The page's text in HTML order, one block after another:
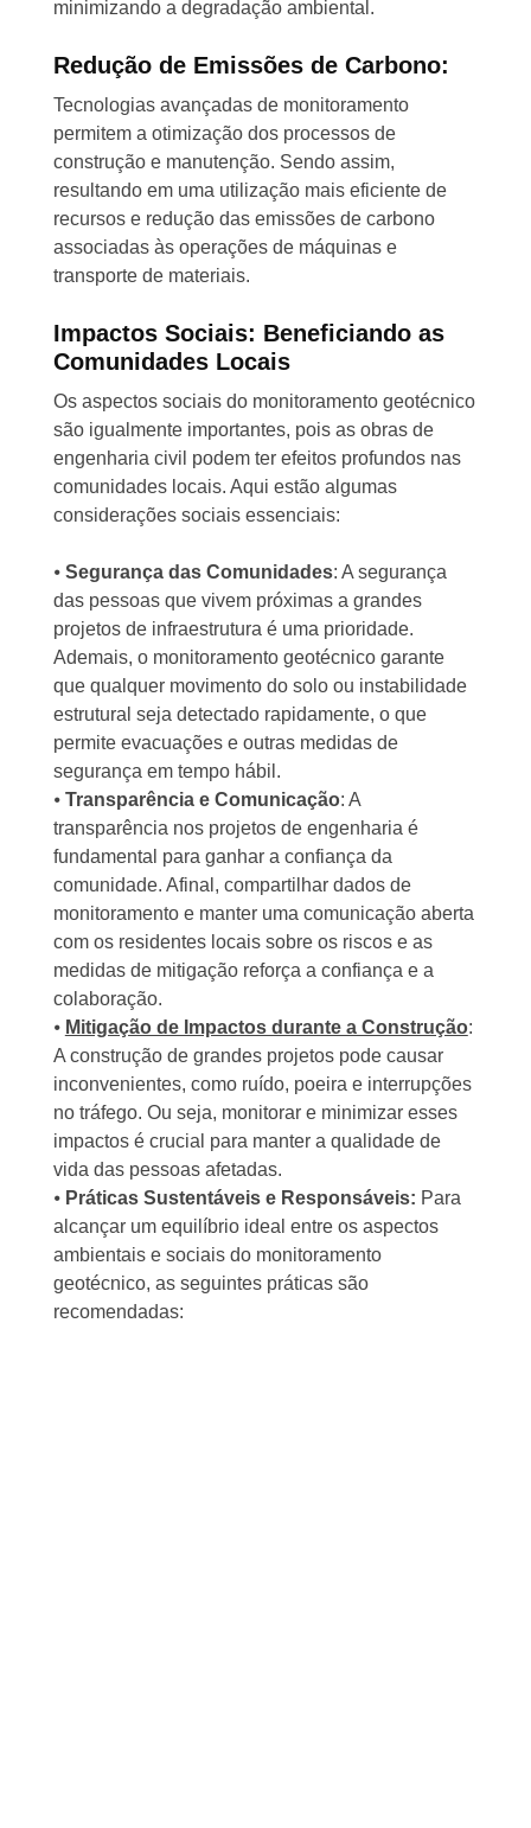
minimizando a degradação ambiental.
Redução de Emissões de Carbono:
Tecnologias avançadas de monitoramento
permitem a otimização dos processos de
construção e manutenção. Sendo assim,
resultando em uma utilização mais eficiente de
recursos e redução das emissões de carbono
associadas às operações de máquinas e
transporte de materiais.
Impactos Sociais: Beneficiando as
Comunidades Locais
Os aspectos sociais do monitoramento geotécnico
são igualmente importantes, pois as obras de
engenharia civil podem ter efeitos profundos nas
comunidades locais. Aqui estão algumas
considerações sociais essenciais:
⦁ Segurança das Comunidades: A segurança
das pessoas que vivem próximas a grandes
projetos de infraestrutura é uma prioridade.
Ademais, o monitoramento geotécnico garante
que qualquer movimento do solo ou instabilidade
estrutural seja detectado rapidamente, o que
permite evacuações e outras medidas de
segurança em tempo hábil.
⦁ Transparência e Comunicação: A
transparência nos projetos de engenharia é
fundamental para ganhar a confiança da
comunidade. Afinal, compartilhar dados de
monitoramento e manter uma comunicação aberta
com os residentes locais sobre os riscos e as
medidas de mitigação reforça a confiança e a
colaboração.
⦁ Mitigação de Impactos durante a Construção:
A construção de grandes projetos pode causar
inconvenientes, como ruído, poeira e interrupções
no tráfego. Ou seja, monitorar e minimizar esses
impactos é crucial para manter a qualidade de
vida das pessoas afetadas.
⦁ Práticas Sustentáveis e Responsáveis: Para
alcançar um equilíbrio ideal entre os aspectos
ambientais e sociais do monitoramento
geotécnico, as seguintes práticas são
recomendadas: